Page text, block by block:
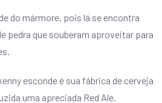
do mármore, pois lá se encontra
pedra que souberam aproveitar para
esconde é sua fábrica de cerveja
uma apreciada Red Ale.